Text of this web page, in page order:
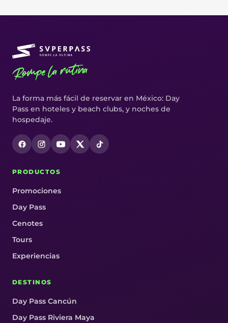
Rompe la rutina
La forma más fácil de reservar en México: Day
Pass en hoteles y beach clubs, y noches de
hospedaje.
PRODUCTOS
Promociones
Day Pass
Cenotes
Tours
Experiencias
DESTINOS
Day Pass Cancún
Day Pass Riviera Maya